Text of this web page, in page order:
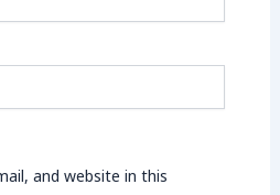
and website in this